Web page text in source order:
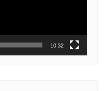
10:32